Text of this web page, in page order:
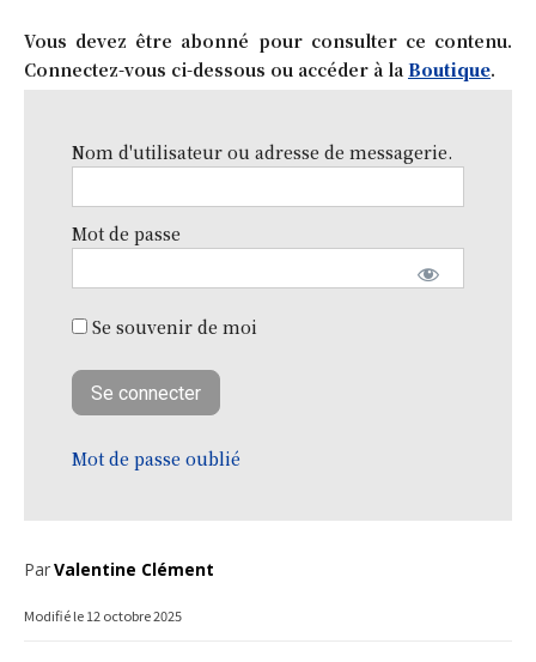
Vous devez être abonné pour consulter ce contenu.
Connectez-vous ci-dessous ou accéder à la Boutique.
Nom d'utilisateur ou adresse de messagerie.
Mot de passe
Se souvenir de moi
Mot de passe oublié
ParValentine Clément
Modifié le12 octobre 2025